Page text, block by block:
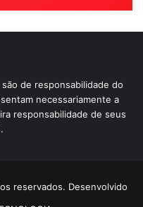
de responsabilidade do
necessariamente a
responsabilidade de seus
reservados. Desenvolvido